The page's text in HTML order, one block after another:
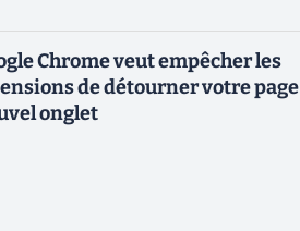
Chrome veut empêcher les
de détourner votre page
onglet